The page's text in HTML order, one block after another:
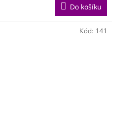
Do košíku
Kód: 141